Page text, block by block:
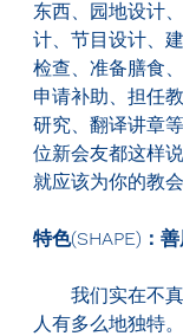
东西、园地设计
计、节目设计、
检查、准备膳食
申请补助、担任
研究、翻译讲章
位新会友都这样
就应该为你的教
特色(SHAPE)：
我们实在不真
人有多么地独特